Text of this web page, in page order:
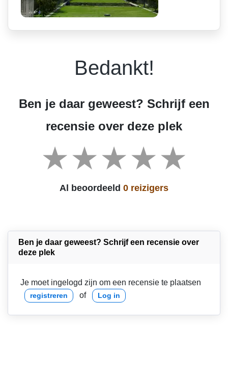
Bedankt!
Ben je daar geweest? Schrijf een
recensie over deze plek
Al beoordeeld 0 reizigers
Ben je daar geweest? Schrijf een recensie over
deze plek
Je moet ingelogd zijn om een recensie te plaatsen
registreren of Log in